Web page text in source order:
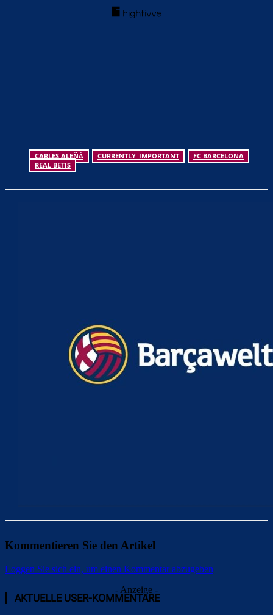
CARLES ALEÑÁ CURRENTLY_IMPORTANT
FC BARCELONA
REAL BETIS
Kommentieren Sie den Artikel
Loggen Sie sich ein, um einen Kommentar abzugeben
- Anzeige -
AKTUELLE USER-KOMMENTARE